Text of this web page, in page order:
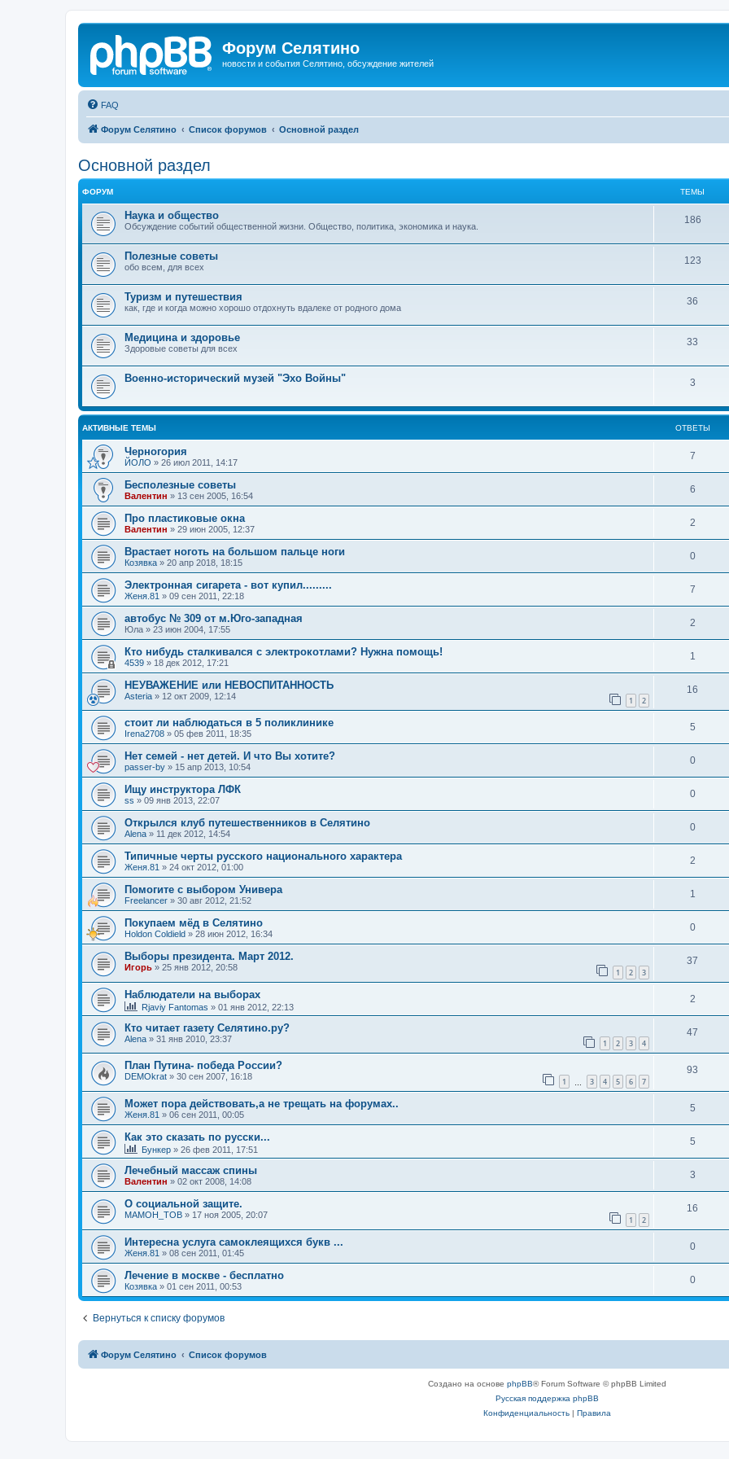
Форум Селятино
новости и события Селятино, обсуждение жителей
FAQ
Форум Селятино Список форумов Основной раздел
Основной раздел
ФОРУМ ТЕМЫ
Наука и общество
Обсуждение событий общественной жизни. Общество, политика, экономика и наука.
186
Полезные советы
обо всем, для всех
123
Туризм и путешествия
как, где и когда можно хорошо отдохнуть вдалеке от родного дома
36
Медицина и здоровье
Здоровые советы для всех
33
Военно-исторический музей "Эхо Войны" 3
АКТИВНЫЕ ТЕМЫ ОТВЕТЫ
Черногория
ЙОЛО » 26 июл 2011, 14:17
7
Бесполезные советы
Валентин » 13 сен 2005, 16:54
6
Про пластиковые окна
Валентин » 29 июн 2005, 12:37
2
Врастает ноготь на большом пальце ноги
Козявка » 20 апр 2018, 18:15
0
Электронная сигарета - вот купил.........
Женя.81 » 09 сен 2011, 22:18
7
автобус № 309 от м.Юго-западная
Юла » 23 июн 2004, 17:55
2
Кто нибудь сталкивался с электрокотлами? Нужна помощь!
4539 » 18 дек 2012, 17:21
1
НЕУВАЖЕНИЕ или НЕВОСПИТАННОСТЬ
Asteria » 12 окт 2009, 12:14 1 2
16
стоит ли наблюдаться в 5 поликлинике
Irena2708 » 05 фев 2011, 18:35
5
Нет семей - нет детей. И что Вы хотите?
passer-by » 15 апр 2013, 10:54
0
Ищу инструктора ЛФК
ss » 09 янв 2013, 22:07
0
Открылся клуб путешественников в Селятино
Alena » 11 дек 2012, 14:54
0
Типичные черты русского национального характера
Женя.81 » 24 окт 2012, 01:00
2
Помогите с выбором Универа
Freelancer » 30 авг 2012, 21:52
1
Покупаем мёд в Селятино
Holdon Coldield » 28 июн 2012, 16:34
0
Выборы президента. Март 2012.
Игорь » 25 янв 2012, 20:58 1 2 3
37
Наблюдатели на выборах
Rjaviy Fantomas » 01 янв 2012, 22:13
2
Кто читает газету Селятино.ру?
Alena » 31 янв 2010, 23:37 1 2 3 4
47
План Путина- победа России?
DEMOkrat » 30 сен 2007, 16:18 1 3 4 5 6 7
93
Может пора действовать,а не трещать на форумах..
Женя.81 » 06 сен 2011, 00:05
5
Как это сказать по русски...
Бункер » 26 фев 2011, 17:51
5
Лечебный массаж спины
Валентин » 02 окт 2008, 14:08
3
О социальной защите.
MAMOH_TOB » 17 ноя 2005, 20:07 1 2
16
Интересна услуга самоклеящихся букв ...
Женя.81 » 08 сен 2011, 01:45
0
Лечение в москве - бесплатно
Козявка » 01 сен 2011, 00:53
0
Вернуться к списку форумов
Форум Селятино Список форумов
Создано на основе phpBB® Forum Software © phpBB Limited
Русская поддержка phpBB
Конфиденциальность| Правила